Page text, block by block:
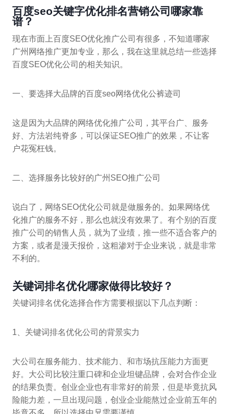
百度seo关键字优化排名营销公司哪家靠
谱？
现在市面上百度SEO优化推广公司有很多，不知道哪家
广州网络推广更加专业，那么，我在这里就总结一些选择
百度SEO优化公司的相关知识。
一、要选择大品牌的百度seo网络优化公裤迹司
这是因为大品牌的网络优化推广公司，其平台广、服务
好、方法岩纯脊多，可以保证SEO推广的效果，不让客
户花冤枉钱。
二、选择服务比较好的广州SEO推广公司
说白了，网络SEO优化公司就是做服务的。如果网络优
化推广的服务不好，那么也就没有效果了。有个别的百度
推广公司的销售人员，就为了业绩，推一些不适合客户的
方案，或者是漫天报价，这粗渗对于企业来说，就是非常
不利的。
关键词排名优化哪家做得比较好？
关键词排名优化选择合作方需要根据以下几点判断：
1、关键词排名优化公司的背景实力
大公司在服务能力、技术能力、和市场抗压能力方面更
好。大公司比较注重口碑和企业坦键品牌，会对合作企业
的结果负责。创业企业也有非常好的前景，但是毕竟抗风
险能力差，一旦出现问题，创业企业能熬过企业前五年的